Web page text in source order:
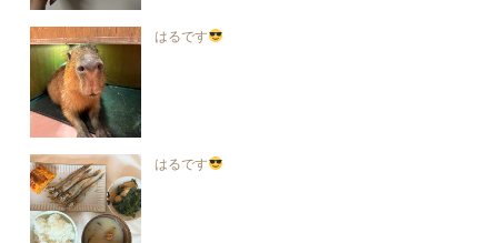
はるです
はるです